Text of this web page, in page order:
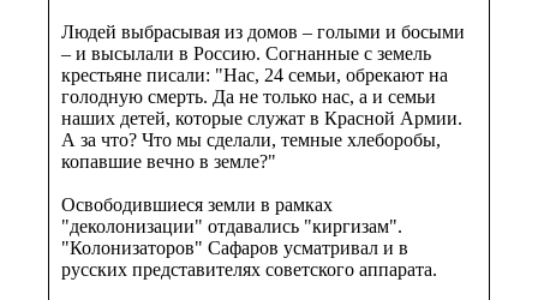
Людей выбрасывая из домов – голыми и босыми
– и высылали в Россию. Согнанные с земель
крестьяне писали: "Нас, 24 семьи, обрекают на
голодную смерть. Да не только нас, а и семьи
наших детей, которые служат в Красной Армии.
А за что? Что мы сделали, темные хлеборобы,
копавшие вечно в земле?"
Освободившиеся земли в рамках
"деколонизации" отдавались "киргизам".
"Колонизаторов" Сафаров усматривал и в
русских представителях советского аппарата.